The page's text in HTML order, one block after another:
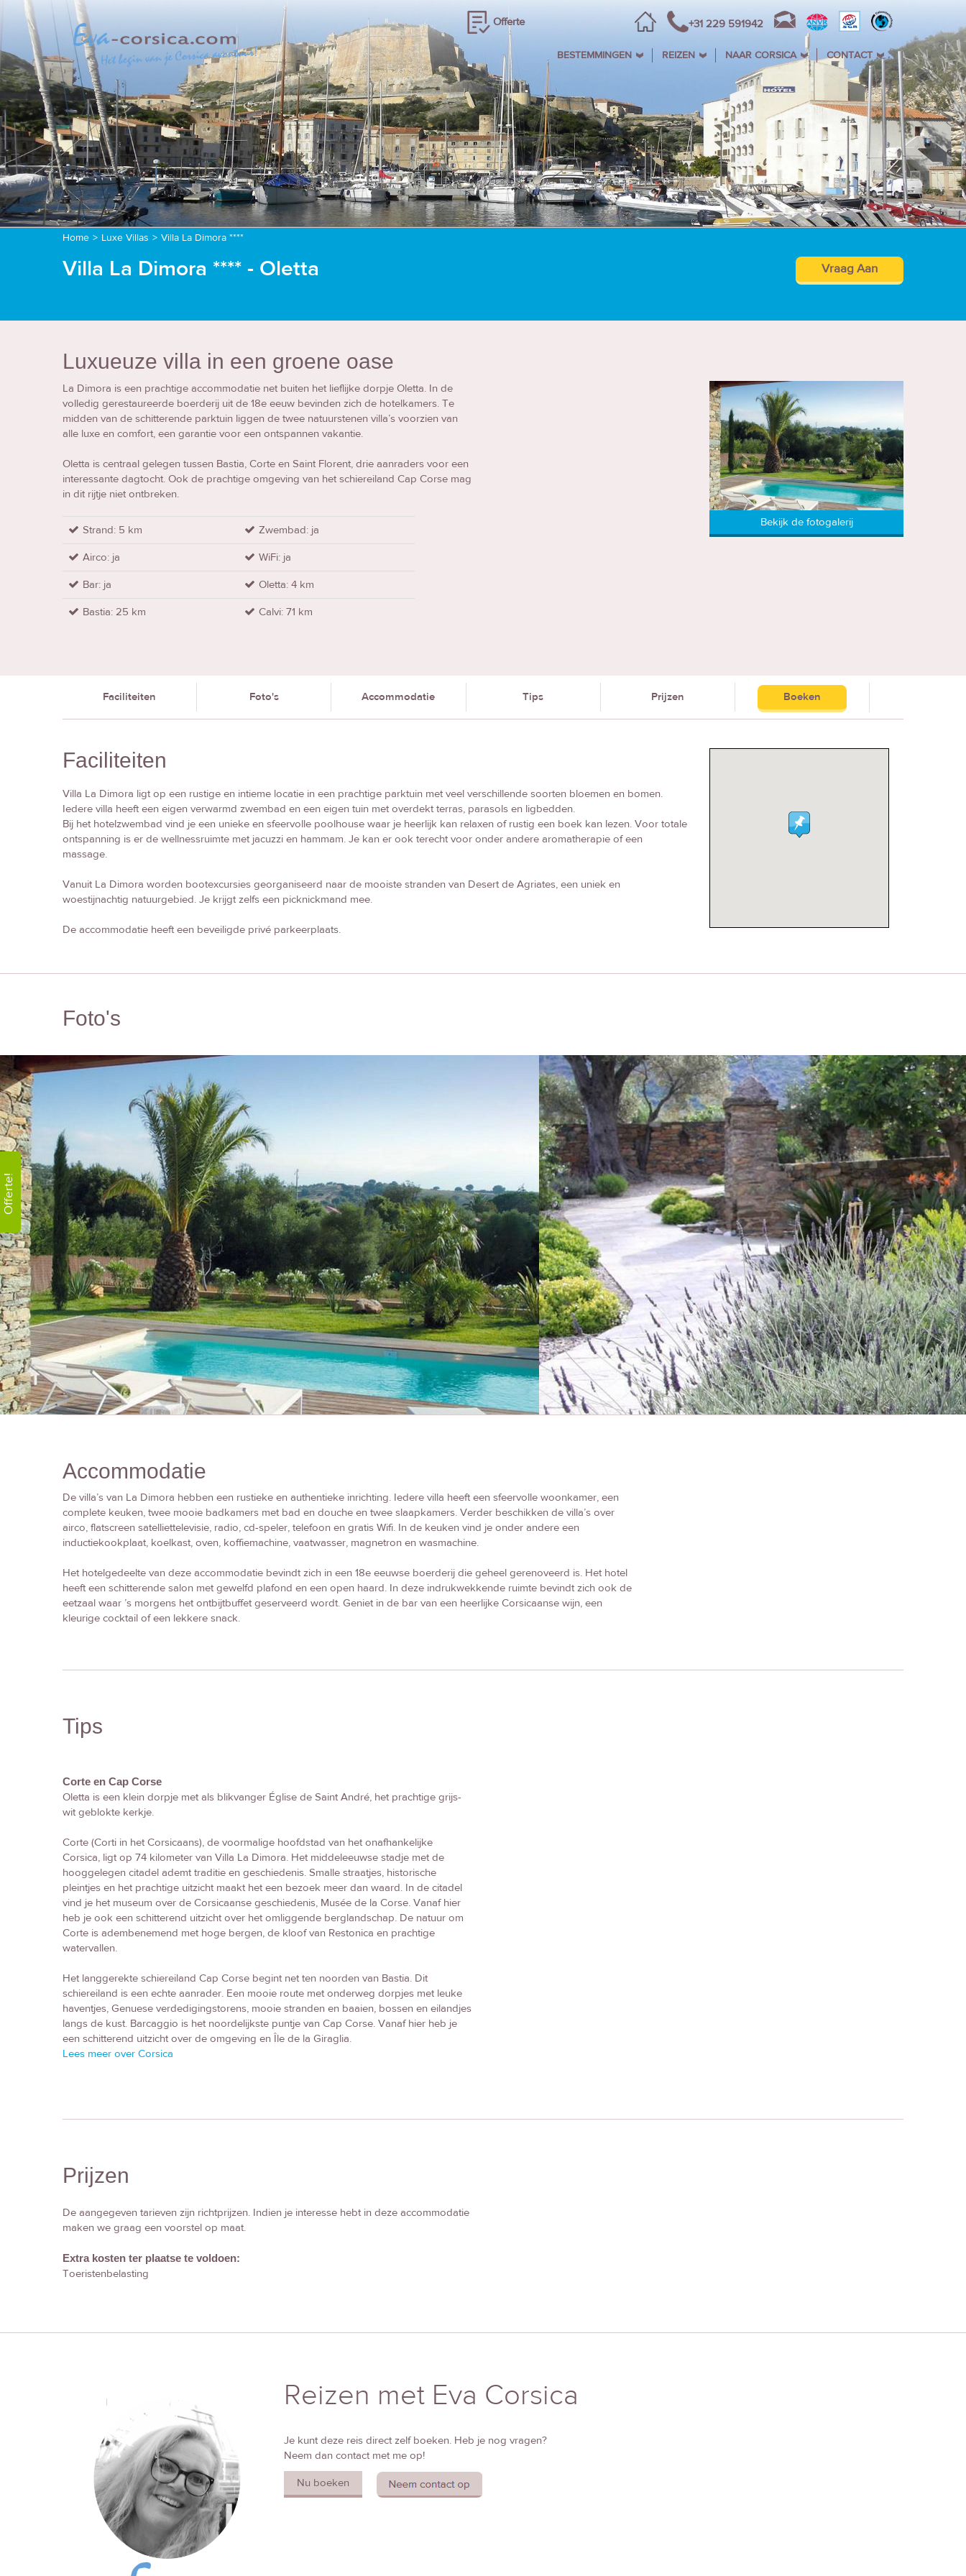
Offerte!
Offerte +31 229 591942
BESTEMMINGEN REIZEN NAAR CORSICA CONTACT
Home > Luxe Villas > Villa La Dimora ****
Villa La Dimora **** - Oletta Vraag Aan
Luxueuze villa in een groene oase
La Dimora is een prachtige accommodatie net buiten het lieflijke dorpje Oletta. In de
volledig gerestaureerde boerderij uit de 18e eeuw bevinden zich de hotelkamers. Te
midden van de schitterende parktuin liggen de twee natuurstenen villa’s voorzien van
alle luxe en comfort, een garantie voor een ontspannen vakantie.
Oletta is centraal gelegen tussen Bastia, Corte en Saint Florent, drie aanraders voor een
interessante dagtocht. Ook de prachtige omgeving van het schiereiland Cap Corse mag
in dit rijtje niet ontbreken.
Strand: 5 km
Zwembad: ja
Airco: ja
WiFi: ja
Bar: ja
Oletta: 4 km
Bastia: 25 km
Calvi: 71 km
Bekijk de fotogalerij
Faciliteiten Foto's Accommodatie Tips Prijzen Boeken
Faciliteiten
Villa La Dimora ligt op een rustige en intieme locatie in een prachtige parktuin met veel verschillende soorten bloemen en bomen.
Iedere villa heeft een eigen verwarmd zwembad en een eigen tuin met overdekt terras, parasols en ligbedden.
Bij het hotelzwembad vind je een unieke en sfeervolle poolhouse waar je heerlijk kan relaxen of rustig een boek kan lezen. Voor totale
ontspanning is er de wellnessruimte met jacuzzi en hammam. Je kan er ook terecht voor onder andere aromatherapie of een
massage.
Vanuit La Dimora worden bootexcursies georganiseerd naar de mooiste stranden van Desert de Agriates, een uniek en
woestijnachtig natuurgebied. Je krijgt zelfs een picknickmand mee.
De accommodatie heeft een beveiligde privé parkeerplaats.
Foto's
Accommodatie
De villa’s van La Dimora hebben een rustieke en authentieke inrichting. Iedere villa heeft een sfeervolle woonkamer, een
complete keuken, twee mooie badkamers met bad en douche en twee slaapkamers. Verder beschikken de villa’s over
airco, flatscreen satelliettelevisie, radio, cd-speler, telefoon en gratis Wifi. In de keuken vind je onder andere een
inductiekookplaat, koelkast, oven, koffiemachine, vaatwasser, magnetron en wasmachine.
Het hotelgedeelte van deze accommodatie bevindt zich in een 18e eeuwse boerderij die geheel gerenoveerd is. Het hotel
heeft een schitterende salon met gewelfd plafond en een open haard. In deze indrukwekkende ruimte bevindt zich ook de
eetzaal waar ’s morgens het ontbijtbuffet geserveerd wordt. Geniet in de bar van een heerlijke Corsicaanse wijn, een
kleurige cocktail of een lekkere snack.
Tips
Corte en Cap Corse
Oletta is een klein dorpje met als blikvanger Église de Saint André, het prachtige grijs-
wit geblokte kerkje.
Corte (Corti in het Corsicaans), de voormalige hoofdstad van het onafhankelijke
Corsica, ligt op 74 kilometer van Villa La Dimora. Het middeleeuwse stadje met de
hooggelegen citadel ademt traditie en geschiedenis. Smalle straatjes, historische
pleintjes en het prachtige uitzicht maakt het een bezoek meer dan waard. In de citadel
vind je het museum over de Corsicaanse geschiedenis, Musée de la Corse. Vanaf hier
heb je ook een schitterend uitzicht over het omliggende berglandschap. De natuur om
Corte is adembenemend met hoge bergen, de kloof van Restonica en prachtige
watervallen.
Het langgerekte schiereiland Cap Corse begint net ten noorden van Bastia. Dit
schiereiland is een echte aanrader. Een mooie route met onderweg dorpjes met leuke
haventjes, Genuese verdedigingstorens, mooie stranden en baaien, bossen en eilandjes
langs de kust. Barcaggio is het noordelijkste puntje van Cap Corse. Vanaf hier heb je
een schitterend uitzicht over de omgeving en Île de la Giraglia.
Lees meer over Corsica
Prijzen
De aangegeven tarieven zijn richtprijzen. Indien je interesse hebt in deze accommodatie
maken we graag een voorstel op maat.
Extra kosten ter plaatse te voldoen:
Toeristenbelasting
Reizen met Eva Corsica
Je kunt deze reis direct zelf boeken. Heb je nog vragen?
Neem dan contact met me op!
Nu boeken